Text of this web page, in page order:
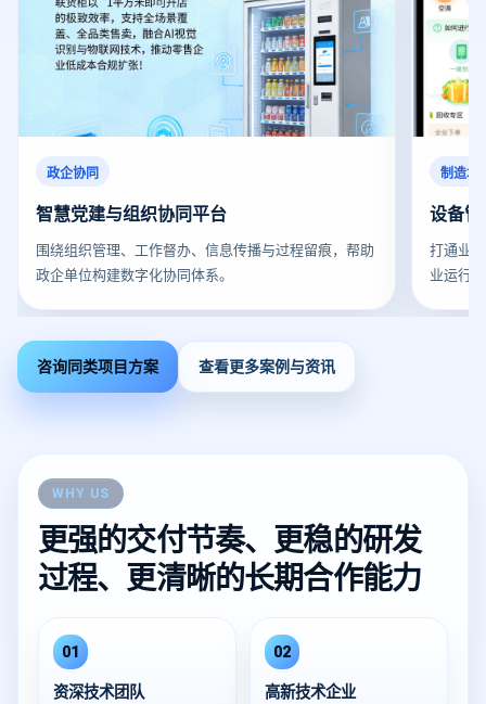
政企协同
智慧党建与组织协同平台
围绕组织管理、工作督办、信息传播与过程留痕，帮助
政企单位构建数字化协同体系。
制造场
设备
打通业
业运行
咨询同类项目方案 查看更多案例与资讯
WHY US
更强的交付节奏、更稳的研发
过程、更清晰的长期合作能力
01
资深技术团队
02
高新技术企业